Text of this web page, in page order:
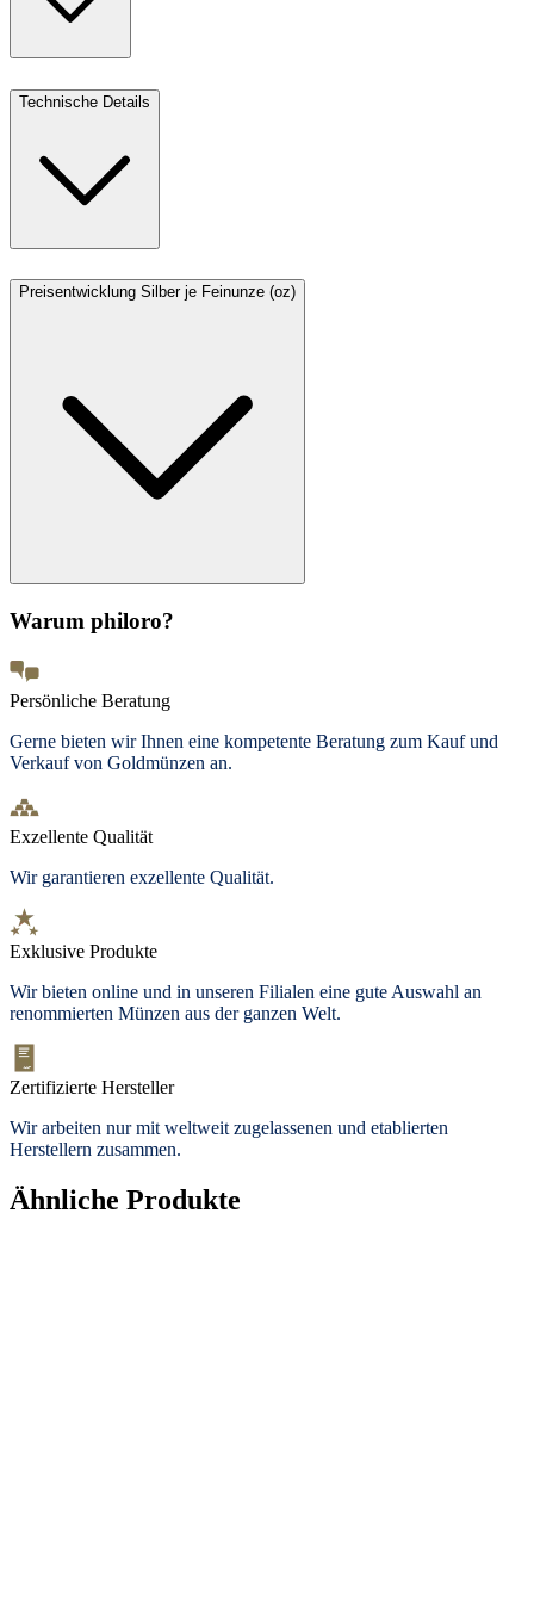
Technische Details
Preisentwicklung Silber je Feinunze (oz)
Warum philoro?
Persönliche Beratung
Gerne bieten wir Ihnen eine kompetente Beratung zum Kauf und
Verkauf von Goldmünzen an.
Exzellente Qualität
Wir garantieren exzellente Qualität.
Exklusive Produkte
Wir bieten online und in unseren Filialen eine gute Auswahl an
renommierten Münzen aus der ganzen Welt.
Zertifizierte Hersteller
Wir arbeiten nur mit weltweit zugelassenen und etablierten
Herstellern zusammen.
Ähnliche Produkte